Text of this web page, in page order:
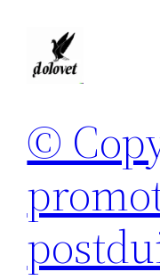
©